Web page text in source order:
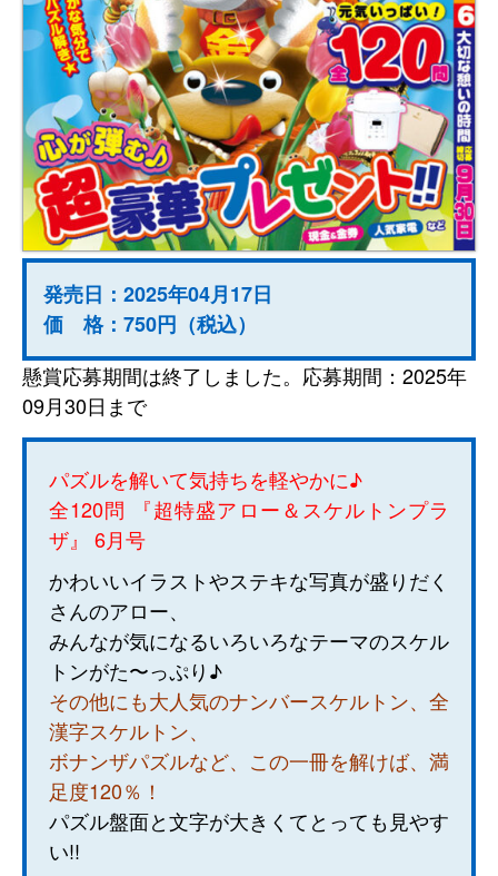
発売日：2025年04月17日
価 格：750円（税込）
懸賞応募期間は終了しました。応募期間：2025年
09月30日まで
パズルを解いて気持ちを軽やかに♪
全120問 『超特盛アロー＆スケルトンプラ
ザ』 6月号
かわいいイラストやステキな写真が盛りだく
さんのアロー、
みんなが気になるいろいろなテーマのスケル
トンがた〜っぷり♪
その他にも大人気のナンバースケルトン、全
漢字スケルトン、
ボナンザパズルなど、 この一冊を解けば、満
足度120％！
パズル盤面と文字が大きくてとっても見やす
い!!